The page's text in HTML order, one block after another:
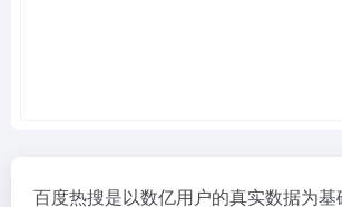
百度热搜是以数亿用户的真实数据为